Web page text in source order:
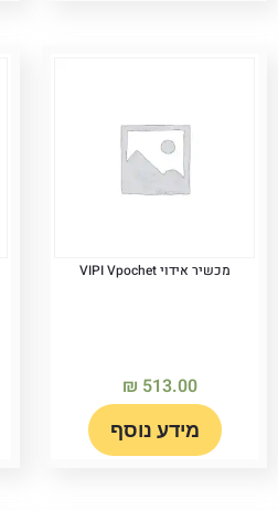
מכשיר אידוי VIPI Vpochet
₪ 513.00
מידע נוסף